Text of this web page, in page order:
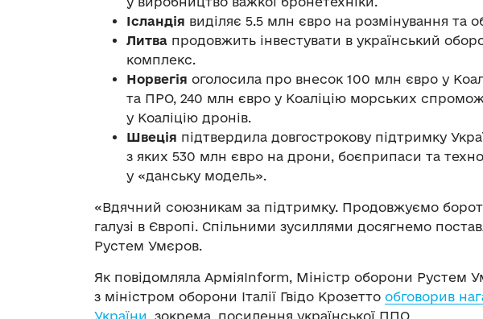
Ісландія виділяє 5.5 млн євро на розмінування та
Литва продовжить інвестувати в український
комплекс.
Норвегія оголосила про внесок 100 млн євро у
та ПРО, 240 млн євро у Коаліцію морських
у Коаліцію дронів.
Швеція підтвердила довгострокову підтримку
з яких 530 млн євро на дрони, боєприпаси та
у «данську модель».
«Вдячний союзникам за підтримку. Продовжуємо
галузі в Європі. Спільними зусиллями досягнемо
Рустем Умєров.
Як повідомляла АрміяInform, Міністр оборони Рустем
з міністром оборони Італії Гвідо Крозетто обговорив
України, зокрема, посилення української ППО.